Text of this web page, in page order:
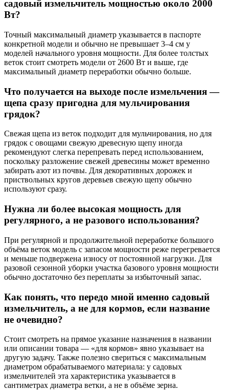
садовый измельчитель мощностью около 2000
Вт?
Точный максимальный диаметр указывается в паспорте
конкретной модели и обычно не превышает 3–4 см у
моделей начального уровня мощности. Для более толстых
веток стоит смотреть модели от 2600 Вт и выше, где
максимальный диаметр переработки обычно больше.
Что получается на выходе после измельчения —
щепа сразу пригодна для мульчирования
грядок?
Свежая щепа из веток подходит для мульчирования, но для
грядок с овощами свежую древесную щепу иногда
рекомендуют слегка перепревать перед использованием,
поскольку разложение свежей древесины может временно
забирать азот из почвы. Для декоративных дорожек и
приствольных кругов деревьев свежую щепу обычно
используют сразу.
Нужна ли более высокая мощность для
регулярного, а не разового использования?
При регулярной и продолжительной переработке большого
объёма веток модель с запасом мощности реже перегревается
и меньше подвержена износу от постоянной нагрузки. Для
разовой сезонной уборки участка базового уровня мощности
обычно достаточно без переплаты за избыточный запас.
Как понять, что передо мной именно садовый
измельчитель, а не для кормов, если название
не очевидно?
Стоит смотреть на прямое указание назначения в названии
или описании товара — «для кормов» явно указывает на
другую задачу. Также полезно свериться с максимальным
диаметром обрабатываемого материала: у садовых
измельчителей эта характеристика указывается в
сантиметрах диаметра ветки, а не в объёме зерна.